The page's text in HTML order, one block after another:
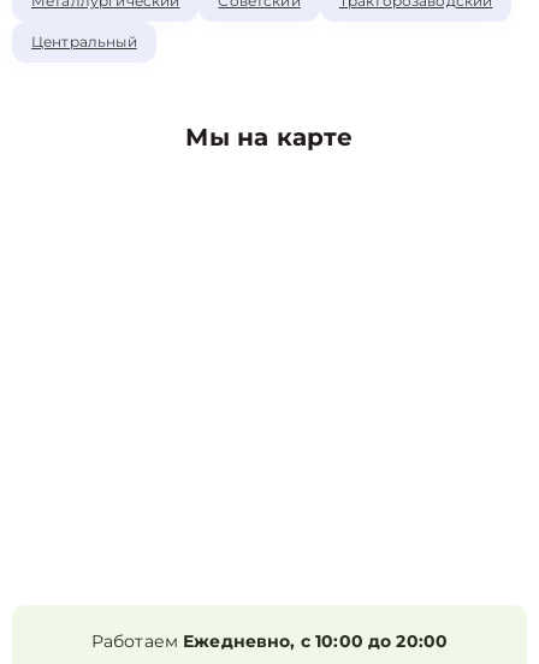
Центральный
Мы на карте
Работаем Ежедневно, с 10:00 до 20:00